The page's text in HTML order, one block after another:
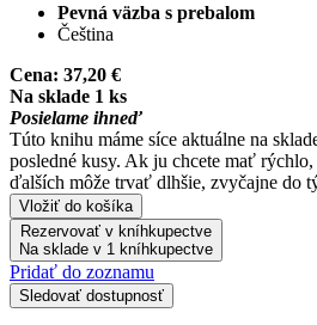
Pevná väzba s prebalom
Čeština
Cena: 37,20 €
Na sklade 1 ks
Posielame ihneď
Túto knihu máme síce aktuálne na
posledné kusy. Ak ju chcete mať
ďalších môže trvať dlhšie, zvyčajne do
Vložiť do košíka
Rezervovať v kníhkupectve
Na sklade v 1 kníhkupectve
Pridať do zoznamu
Sledovať dostupnosť